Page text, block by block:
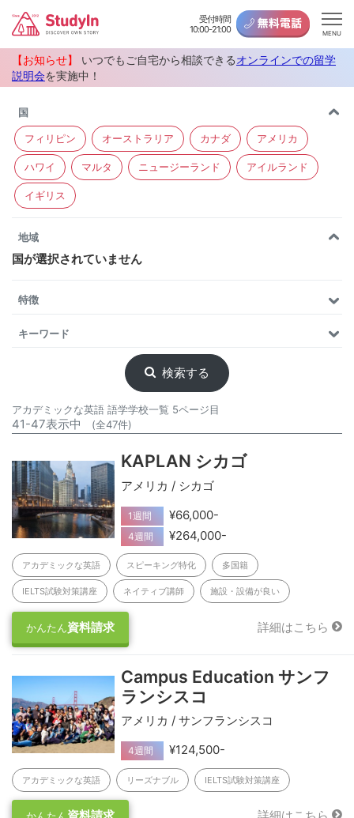
受付時間
10:00-21:00
MENU
【お知らせ】 いつでもご自宅から相談できるオンラインでの留学
説明会を実施中！
国
フィリピン オーストラリア カナダ アメリカ
ハワイ マルタ ニュージーランド アイルランド
イギリス
地域
国が選択されていません
特徴
キーワード
検索する
アカデミックな英語 語学学校一覧 5ページ目
41-47表示中 (全47件)
KAPLAN シカゴ
アメリカ / シカゴ
1週間 ¥66,000-
4週間 ¥264,000-
アカデミックな英語 スピーキング特化 多国籍
IELTS試験対策講座 ネイティブ講師 施設・設備が良い
かんたん資料請求 詳細はこちら
Campus Education サンフ
ランシスコ
アメリカ / サンフランシスコ
4週間 ¥124,500-
アカデミックな英語 リーズナブル IELTS試験対策講座